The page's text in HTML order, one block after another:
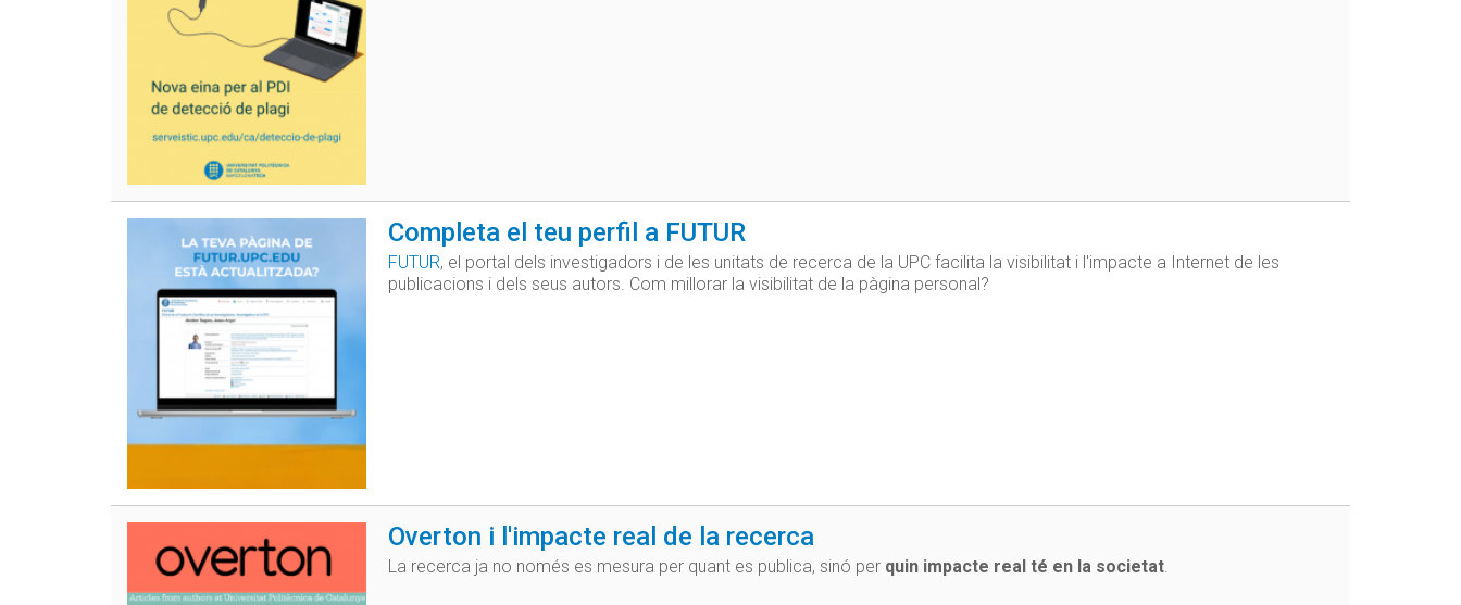
Completa el teu perfil a FUTUR
FUTUR, el portal dels investigadors i de les unitats de recerca de la UPC facilita la visibilitat i l'impacte a Internet de les
publicacions i dels seus autors. Com millorar la visibilitat de la pàgina personal?
Overton i l'impacte real de la recerca
La recerca ja no només es mesura per quant es publica, sinó per quin impacte real té en la societat.